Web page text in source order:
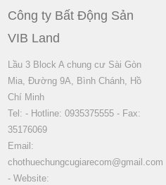
Công ty Bất Động Sản
VIB Land
Lầu 3 Block A chung cư Sài Gòn
Mia, Đường 9A, Bình Chánh, Hồ
Chí Minh
Tel: - Hotline: 0935375555 - Fax:
35176069
Email:
chothuechungcugiarecom@gmail.com
- Website: